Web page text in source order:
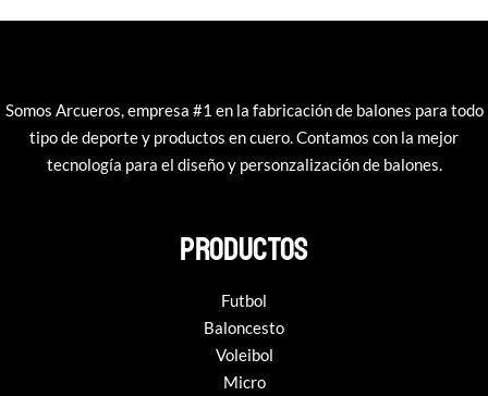
Somos Arcueros, empresa #1 en la fabricación de balones para todo
tipo de deporte y productos en cuero. Contamos con la mejor
tecnología para el diseño y personzalización de balones.
productos
Futbol
Baloncesto
Voleibol
Micro